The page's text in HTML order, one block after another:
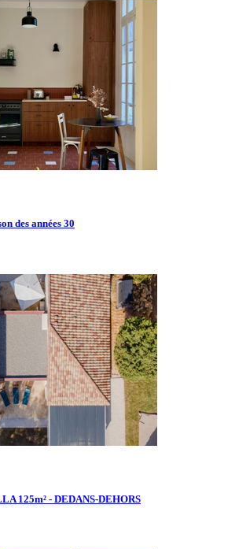
des années 30
125m² - DEDANS-DEHORS